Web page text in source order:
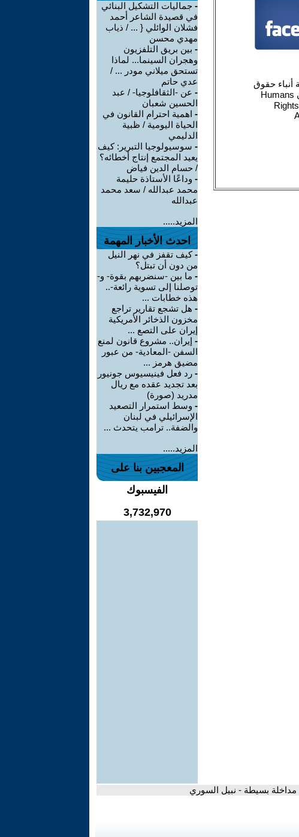
- جماليات التشكيل البنائي
في قصيدة الشاعر أحمد
فشلان الوائلي { ... / ذياب
مهدي محسن
- بين بريق التلفزيون
وهجران السينما... لماذا
تستحق ميلاني مودر ... /
عدي حاتم
- عن -الثقافلوجيا- / عبد
الحسين شعبان
- اهمية احترام القانون في
الحياة اليومية / ظبية
الدليمي
- سوسيولوجيا التبرير: كيف
يعيد المجتمع إنتاج أخطائه؟
/ حسام الدين فياض
- وداعًا الأستاذة حليمة
محمد عبدالله / سعد محمد
عبدالله
المزيد.....
احدث الأخبار المهمة
-كيف تقفز في نهر النيل
من دون أن تبتل؟
- ما بين -سنضربهم بقوة- و-
توصلنا إلى تسوية رائعة-..
هذه خطابات ...
- هل تشجع تقارير تراجع
مخزون الذخائر الأمريكية
إيران على التصع ...
- إيران.. مشروع قانون لمنع
السفن -المعادية- من عبور
مضيق هرمز ...
- رد فعل فينيسيوس جونيور
بعد تجديد عقده مع ريال
مدريد (صورة)
- وسط استمرار التصعيد
الإسرائيلي في لبنان
والضفة.. ترامب يتحدث ...
المزيد.....
المعجبين بنا على
الفيسبوك
3,732,970
مداخلة بسيطة - نبيل السوري